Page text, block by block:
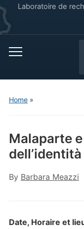
Laboratoire de
Home»
Malaparte
By Barbara Meazzi
Date, Horaire et